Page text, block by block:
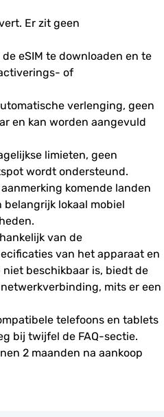
Er zit geen
eSIM te downloaden en te
of
verlenging, geen
en kan worden aangevuld
limieten, geen
wordt ondersteund.
komende landen
lokaal mobiel
van de
van het apparaat en
beschikbaar is, biedt de
mits er een
telefoons en tablets
bij twijfel de FAQ-sectie.
2 maanden na aankoop